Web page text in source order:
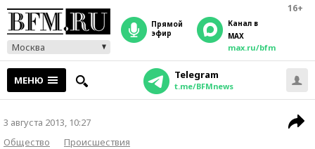
16+
Москва
прямой
эфир
Канал в
MAX
max.ru/bfm
МЕНЮ Telegram
t.me/BFMnews
3 августа 2013, 10:27
Общество
Происшествия